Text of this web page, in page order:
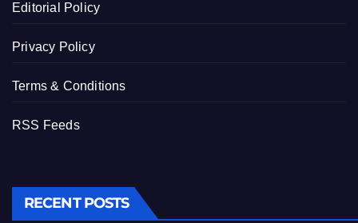
Editorial Policy
Privacy Policy
Terms & Conditions
RSS Feeds
RECENT POSTS